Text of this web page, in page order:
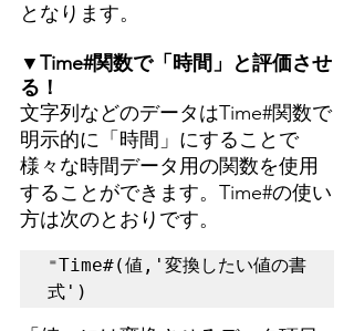
となります。
▼Time#関数で「時間」と評価させ
る！
文字列などのデータはTime#関数で
明示的に「時間」にすることで
様々な時間データ用の関数を使用
することができます。Time#の使い
方は次のとおりです。
⁼Time#(値,'変換したい値の書
式')